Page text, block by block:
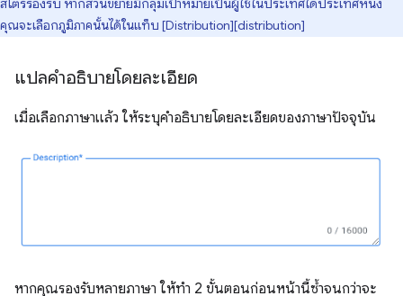
สโตร์รองรับ หากส่วนขยายมีกลุ่มเป้าหมายเป็นผู้ใช้ในประเทศใดประเทศหนึ่ง
คุณจะเลือกภูมิภาคนั้นได้ในแท็บ [Distribution][distribution]
แปลคำอธิบายโดยละเอียด
เมื่อเลือกภาษาแล้ว ให้ระบุคำอธิบายโดยละเอียดของภาษาปัจจุบัน
หากคุณรองรับหลายภาษา ให้ทำ 2 ขั้นตอนก่อนหน้านี้ซ้ำจนกว่าจะ